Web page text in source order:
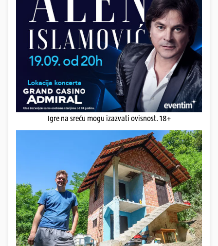
Igre na sreću mogu izazvati ovisnost. 18+